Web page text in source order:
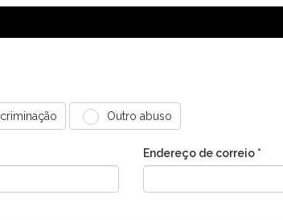
Outro abuso
Endereço de correio *